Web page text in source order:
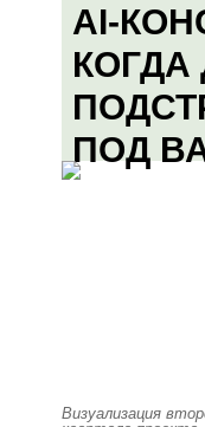
AI-
КОГДА
ПОД
Визуализация